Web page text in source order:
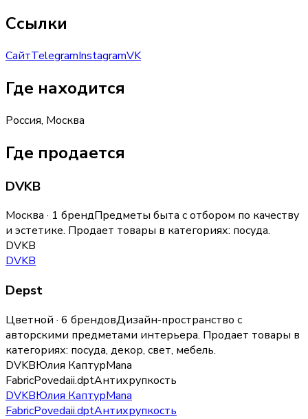
Ссылки
СайтTelegramInstagramVK
Где находится
Россия, Москва
Где продается
DVKB
Москва · 1 брендПредметы быта с отбором по качеству
и эстетике. Продает товары в категориях: посуда.
DVKB
DVKB
Depst
Цветной · 6 брендовДизайн-пространство с
авторскими предметами интерьера. Продает товары в
категориях: посуда, декор, свет, мебель.
DVKBЮлия КаптурMana
FabricPovedaii.dptАнтихрупкость
DVKBЮлия КаптурMana
FabricPovedaii.dptАнтихрупкость